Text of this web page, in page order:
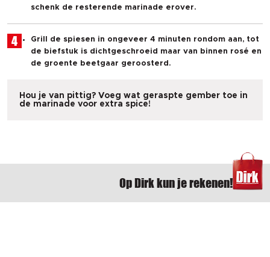
schenk de resterende marinade erover.
4
Grill de spiesen in ongeveer 4 minuten rondom aan, tot
de biefstuk is dichtgeschroeid maar van binnen rosé en
de groente beetgaar geroosterd.
Hou je van pittig? Voeg wat geraspte gember toe in
de marinade voor extra spice!
Op Dirk kun je rekenen!